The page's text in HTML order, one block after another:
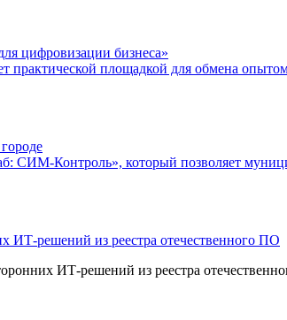
цифровизации бизнеса»
практической площадкой для обмена
СИМ-Контроль», который позволяет
ИТ-решений из реестра отечественного ПО
ИТ-решений из реестра